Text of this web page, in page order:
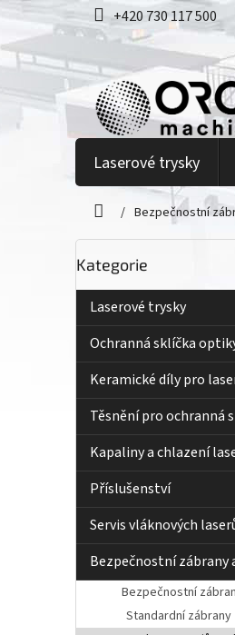
obsah
+420 730 117 500
Laserové trysky
Domů
/ Bezpečnostní
P
o
s
r
n
n
l
Přeskočit
kategorie
Kategorie
Laserové trysky
Ochranná sklíčka
Keramické díly pro
Těsnění pro ochranná
Kapaliny a chlazení
Příslušenství
Servis vláknových
Bezpečnostní zábrany
Bezpečnostní
Standardní zábrany